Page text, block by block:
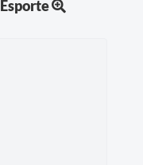
Esporte